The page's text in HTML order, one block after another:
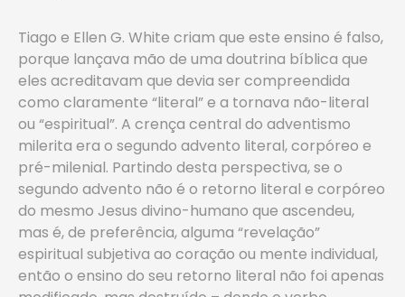
Tiago e Ellen G. White criam que este ensino é falso,
porque lançava mão de uma doutrina bíblica que
eles acreditavam que devia ser compreendida
como claramente “literal” e a tornava não-literal
ou “espiritual”. A crença central do adventismo
milerita era o segundo advento literal, corpóreo e
pré-milenial. Partindo desta perspectiva, se o
segundo advento não é o retorno literal e corpóreo
do mesmo Jesus divino-humano que ascendeu,
mas é, de preferência, alguma “revelação”
espiritual subjetiva ao coração ou mente individual,
então o ensino do seu retorno literal não foi apenas